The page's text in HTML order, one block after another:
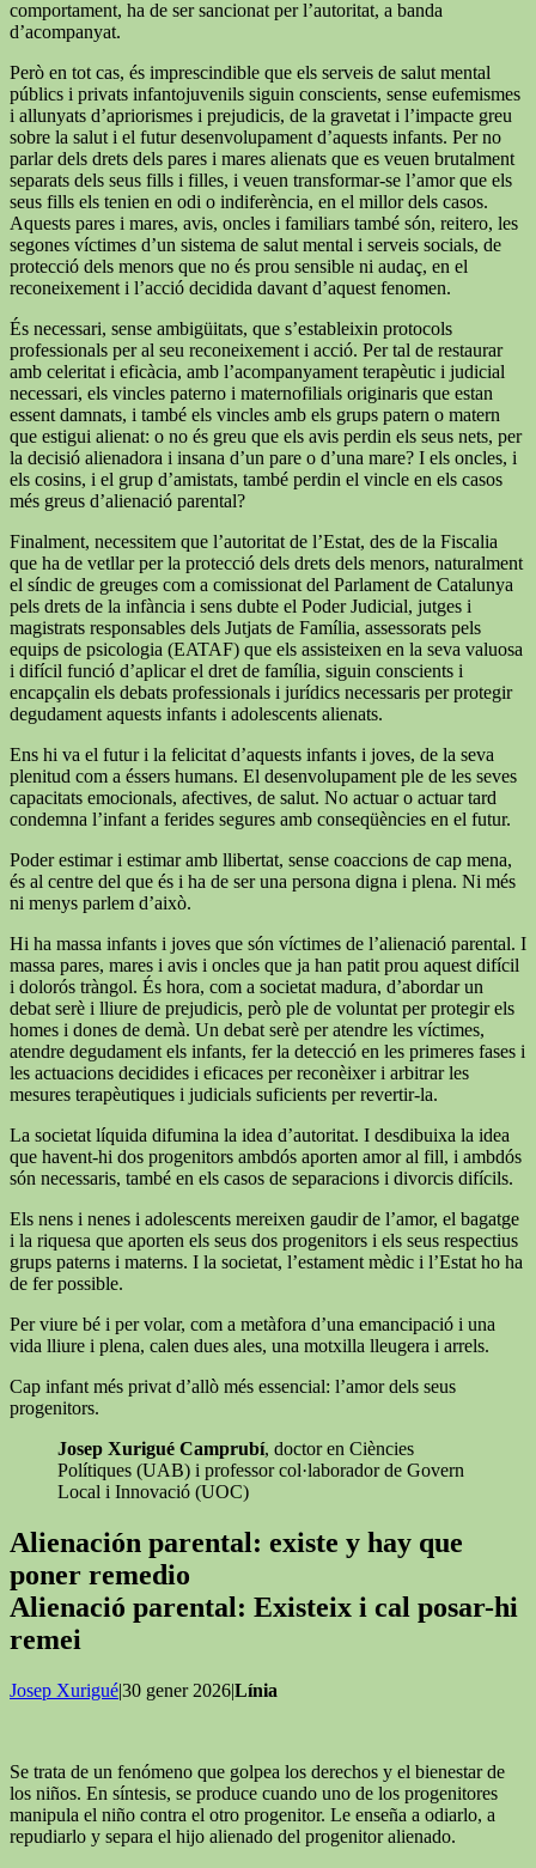
comportament, ha de ser sancionat per l’autoritat, a banda
d’acompanyat.
Però en tot cas, és imprescindible que els serveis de salut mental
públics i privats infantojuvenils siguin conscients, sense eufemismes
i allunyats d’apriorismes i prejudicis, de la gravetat i l’impacte greu
sobre la salut i el futur desenvolupament d’aquests infants. Per no
parlar dels drets dels pares i mares alienats que es veuen brutalment
separats dels seus fills i filles, i veuen transformar-se l’amor que els
seus fills els tenien en odi o indiferència, en el millor dels casos.
Aquests pares i mares, avis, oncles i familiars també són, reitero, les
segones víctimes d’un sistema de salut mental i serveis socials, de
protecció dels menors que no és prou sensible ni audaç, en el
reconeixement i l’acció decidida davant d’aquest fenomen.
És necessari, sense ambigüitats, que s’estableixin protocols
professionals per al seu reconeixement i acció. Per tal de restaurar
amb celeritat i eficàcia, amb l’acompanyament terapèutic i judicial
necessari, els vincles paterno i maternofilials originaris que estan
essent damnats, i també els vincles amb els grups patern o matern
que estigui alienat: o no és greu que els avis perdin els seus nets, per
la decisió alienadora i insana d’un pare o d’una mare? I els oncles, i
els cosins, i el grup d’amistats, també perdin el vincle en els casos
més greus d’alienació parental?
Finalment, necessitem que l’autoritat de l’Estat, des de la Fiscalia
que ha de vetllar per la protecció dels drets dels menors, naturalment
el síndic de greuges com a comissionat del Parlament de Catalunya
pels drets de la infància i sens dubte el Poder Judicial, jutges i
magistrats responsables dels Jutjats de Família, assessorats pels
equips de psicologia (EATAF) que els assisteixen en la seva valuosa
i difícil funció d’aplicar el dret de família, siguin conscients i
encapçalin els debats professionals i jurídics necessaris per protegir
degudament aquests infants i adolescents alienats.
Ens hi va el futur i la felicitat d’aquests infants i joves, de la seva
plenitud com a éssers humans. El desenvolupament ple de les seves
capacitats emocionals, afectives, de salut. No actuar o actuar tard
condemna l’infant a ferides segures amb conseqüències en el futur.
Poder estimar i estimar amb llibertat, sense coaccions de cap mena,
és al centre del que és i ha de ser una persona digna i plena. Ni més
ni menys parlem d’això.
Hi ha massa infants i joves que són víctimes de l’alienació parental. I
massa pares, mares i avis i oncles que ja han patit prou aquest difícil
i dolorós tràngol. És hora, com a societat madura, d’abordar un
debat serè i lliure de prejudicis, però ple de voluntat per protegir els
homes i dones de demà. Un debat serè per atendre les víctimes,
atendre degudament els infants, fer la detecció en les primeres fases i
les actuacions decidides i eficaces per reconèixer i arbitrar les
mesures terapèutiques i judicials suficients per revertir-la.
La societat líquida difumina la idea d’autoritat. I desdibuixa la idea
que havent-hi dos progenitors ambdós aporten amor al fill, i ambdós
són necessaris, també en els casos de separacions i divorcis difícils.
Els nens i nenes i adolescents mereixen gaudir de l’amor, el bagatge
i la riquesa que aporten els seus dos progenitors i els seus respectius
grups paterns i materns. I la societat, l’estament mèdic i l’Estat ho ha
de fer possible.
Per viure bé i per volar, com a metàfora d’una emancipació i una
vida lliure i plena, calen dues ales, una motxilla lleugera i arrels.
Cap infant més privat d’allò més essencial: l’amor dels seus
progenitors.
Josep Xurigué Camprubí, doctor en Ciències
Polítiques (UAB) i professor col·laborador de Govern
Local i Innovació (UOC)
Alienación parental: existe y hay que
poner remedio
Alienació parental: Existeix i cal posar-hi
remei
Josep Xurigué|30 gener 2026|Línia
Se trata de un fenómeno que golpea los derechos y el bienestar de
los niños. En síntesis, se produce cuando uno de los progenitores
manipula el niño contra el otro progenitor. Le enseña a odiarlo, a
repudiarlo y separa el hijo alienado del progenitor alienado.